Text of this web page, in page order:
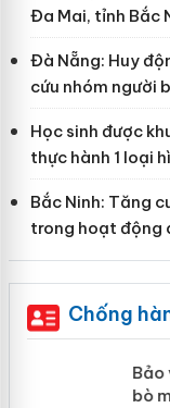
Đa Mai, tỉnh Bắc
Đà Nẵng: Huy
cứu nhóm người
Học sinh được
thực hành 1 loại
Bắc Ninh: Tăng
trong hoạt động
Chống